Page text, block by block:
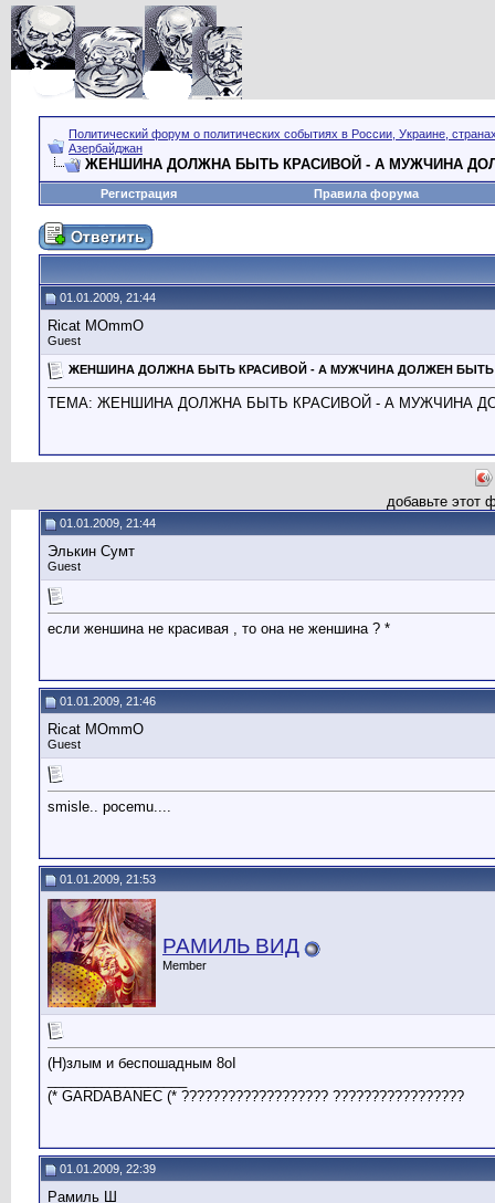
Политический форум о политических событиях в России, Украине,
Азербайджан
ЖЕНШИНА ДОЛЖНА БЫТЬ КРАСИВОЙ - А МУЖЧИНА
Регистрация Правила форума
01.01.2009, 21:44
Ricat MОmmО
Guest
ЖЕНШИНА ДОЛЖНА БЫТЬ КРАСИВОЙ - А МУЖЧИНА ДОЛЖЕН БЫТЬ
ТЕМА: ЖЕНШИНА ДОЛЖНА БЫТЬ КРАСИВОЙ - А МУЖЧИНА
добавьте этот
01.01.2009, 21:44
Элькин Сумт
Guest
если женшина не красивая , то она не женшина ? *
01.01.2009, 21:46
Ricat MОmmО
Guest
smisle.. pocemu....
01.01.2009, 21:53
РАМИЛЬ ВИД
Member
(H)злым и беспошадным 8oI
(* GARDABANEC (* ??????????????????? ?????????????????
01.01.2009, 22:39
Рамиль Ш